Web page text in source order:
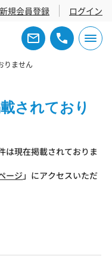
新規会員登録 ログイン
りません
されており
は現在掲載されておりま
ージ」にアクセスいただ